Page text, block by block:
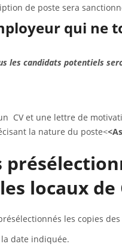
de poste sera
qui
les candidats potentiels
CV et une lettre de
la nature du poste<
locaux de
présélectionnés les copies
date indiquée.